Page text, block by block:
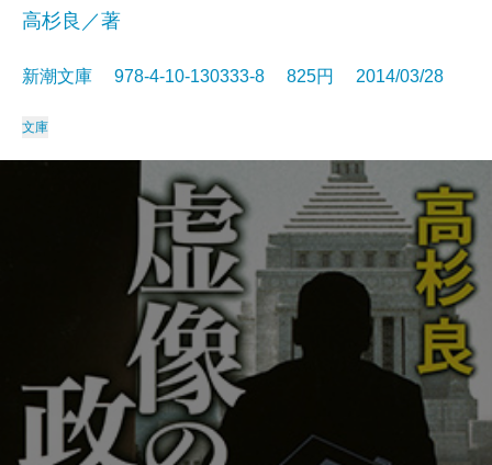
高杉良／著
新潮文庫 978-4-10-130333-8 825円 2014/03/28
文庫